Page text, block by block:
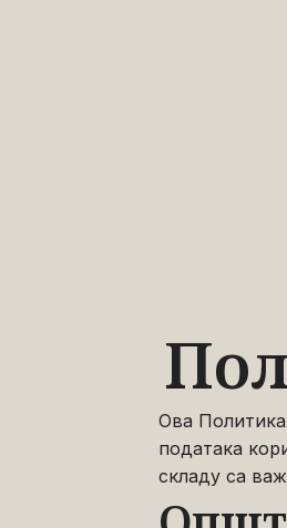
Ова
података
складу са